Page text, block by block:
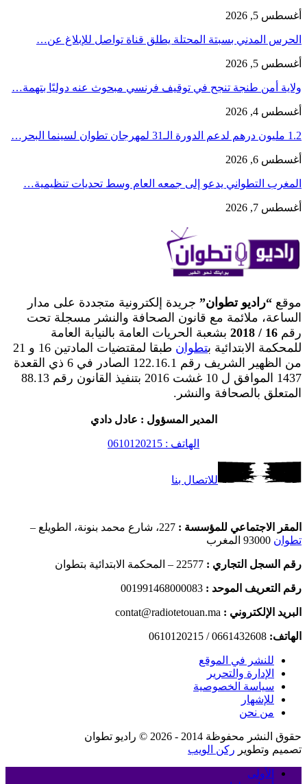
أغسطس 5, 2026
الحرس المدني بسبتة المحتلة يطلق قناة تواصل للإبلاغ عن…
أغسطس 5, 2026
ولاية أمن طنجة تنجح في توقيف فرنسي مبحوث عنه دوليًا بتهمة…
أغسطس 4, 2026
1.2 مليون درهم لدعم الدورة الـ31 لمهرجان تطوان لسينما البحر…
أغسطس 6, 2026
المغرب التطواني يدعو إلى جمعه العام وسط تحديات تنظيمية…
أغسطس 7, 2026
موقع “راديو تطوان” جريدة إلكترونية متجددة على مدار
الساعة، ملائمة مع قانون الصحافة والنشر مسجلة تحت
رقم 16 / 2018
بشعبة الحريات العامة بالنيابة العامة
للمحكمة الابتدائية بتطوان
طبقا لمقتضيات المادتين 16 و 21
من الظهير الشريف رقم 122.16.1 الصادر في 6 ذي القعدة
1437 الموافق ل 10 غشت 2016 بتنفيذ القانون رقم 88.13
المتعلق بالصحافة والنشر.
المدير المسؤول : عادل دادي
الهاتف : 0610120215
للاتصال بنا
المقر الاجتماعي للمؤسسة : 227، شارع محمد بنونة، الطويلع –
تطوان
رقم السجل التجاري : 22577 – المحكمة الابتدائية بتطوان
رقم التعريف الموحد : 001991468000083
البريد الإلكتروني : contat@radiotetouan.ma
الهاتف: 0661432608 / 0610120215
للنشر في الموقع
الإدارة والتحرير
سياسة الخصوصية
للإشهار
من نحن
حقوق النشر محفوظة 2014 - 2026 © راديو تطوان
تصميم وتطوير ركن الويب
الأولى